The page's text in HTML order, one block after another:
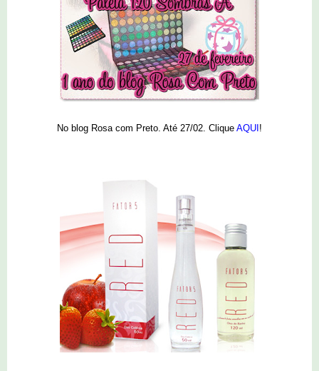
No blog Rosa com Preto. Até 27/02. Clique AQUI !